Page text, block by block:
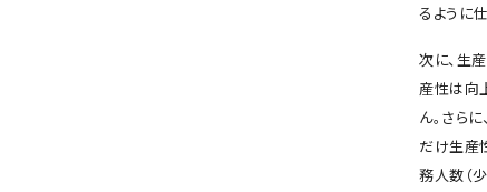
るように
次に、生
産性は向
ん。さら
だけ生産
務人数（